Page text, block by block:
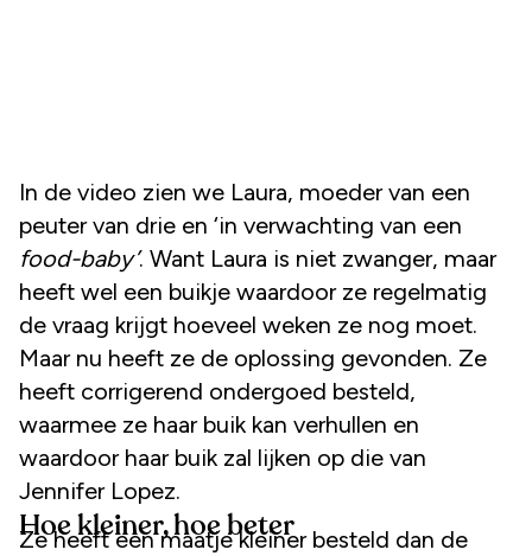
In de video zien we Laura, moeder van een
peuter van drie en ‘in verwachting van een
food-baby’. Want Laura is niet zwanger, maar
heeft wel een buikje waardoor ze regelmatig
de vraag krijgt hoeveel weken ze nog moet.
Maar nu heeft ze de oplossing gevonden. Ze
heeft corrigerend ondergoed besteld,
waarmee ze haar buik kan verhullen en
waardoor haar buik zal lijken op die van
Jennifer Lopez.
Hoe kleiner, hoe beter
Ze heeft een maatje kleiner besteld dan de